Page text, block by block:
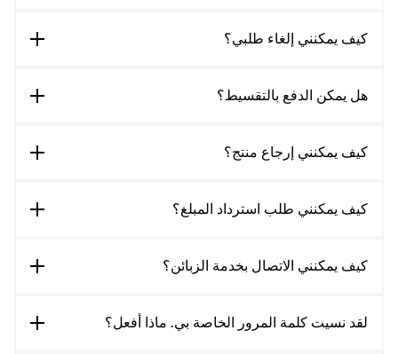
كيف يمكنني إلغاء طلبي؟
هل يمكن الدفع بالتقسيط؟
كيف يمكنني إرجاع منتج؟
كيف يمكنني طلب استرداد المبلغ؟
كيف يمكنني الاتصال بخدمة الزبائن؟
لقد نسيت كلمة المرور الخاصة بي. ماذا أفعل؟